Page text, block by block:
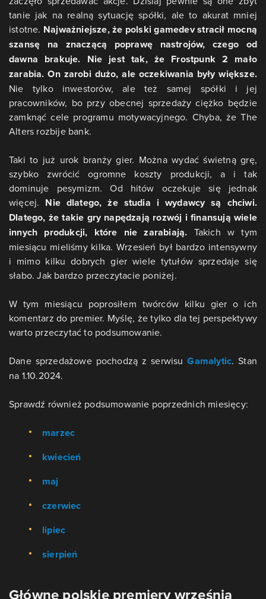
tanie jak na realną sytuację spółki, ale to akurat mniej
istotne. Najważniejsze, że polski gamedev stracił mocną
szansę na znaczącą poprawę nastrojów, czego od
dawna brakuje. Nie jest tak, że Frostpunk 2 mało
zarabia. On zarobi dużo, ale oczekiwania były większe.
Nie tylko inwestorów, ale też samej spółki i jej
pracowników, bo przy obecnej sprzedaży ciężko będzie
zamknąć cele programu motywacyjnego. Chyba, że The
Alters rozbije bank.
Taki to już urok branży gier. Można wydać świetną grę,
szybko zwrócić ogromne koszty produkcji, a i tak
dominuje pesymizm. Od hitów oczekuje się jednak
więcej. Nie dlatego, że studia i wydawcy są chciwi.
Dlatego, że takie gry napędzają rozwój i finansują wiele
innych produkcji, które nie zarabiają. Takich w tym
miesiącu mieliśmy kilka. Wrzesień był bardzo intensywny
i mimo kilku dobrych gier wiele tytułów sprzedaje się
słabo. Jak bardzo przeczytacie poniżej.
W tym miesiącu poprosiłem twórców kilku gier o ich
komentarz do premier. Myślę, że tylko dla tej perspektywy
warto przeczytać to podsumowanie.
Dane sprzedażowe pochodzą z serwisuGamalytic. Stan
na 1.10.2024.
Sprawdź również podsumowanie poprzednich miesięcy:
marzec
kwiecień
maj
czerwiec
lipiec
sierpień
Główne polskie premiery września